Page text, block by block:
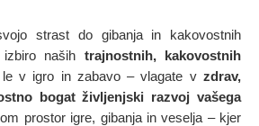
strast do gibanja in kakovostnih
naših trajnostnih, kakovostnih
le v igro in zabavo – vlagate v zdrav,
bogat življenjski razvoj vašega
prostor igre, gibanja in veselja – kjer